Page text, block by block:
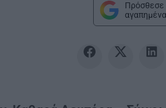
Πρόσθεσε